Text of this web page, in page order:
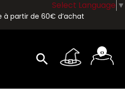
à partir de 60€ d’achat
search 0
Select Language ▼